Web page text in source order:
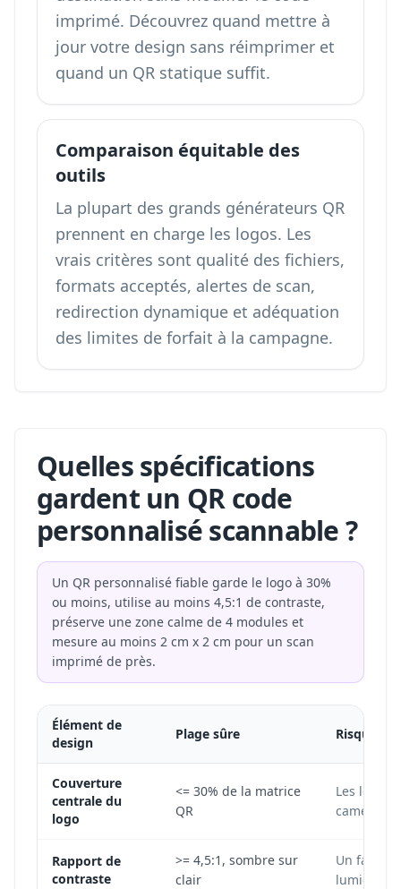
imprimé. Découvrez quand mettre à
jour votre design sans réimprimer et
quand un QR statique suffit.
Comparaison équitable des
outils
La plupart des grands générateurs QR
prennent en charge les logos. Les
vrais critères sont qualité des fichiers,
formats acceptés, alertes de scan,
redirection dynamique et adéquation
des limites de forfait à la campagne.
Quelles spécifications
gardent un QR code
personnalisé scannable ?
Un QR personnalisé fiable garde le logo à 30%
ou moins, utilise au moins 4,5:1 de contraste,
préserve une zone calme de 4 modules et
mesure au moins 2 cm x 2 cm pour un scan
imprimé de près.
Élément de
design
Plage sûre Risque en
Couverture
centrale du
logo
<= 30% de la matrice
QR
Les logos
caméras
Rapport de
contraste
>= 4,5:1, sombre sur
clair
Un faible
lumière et